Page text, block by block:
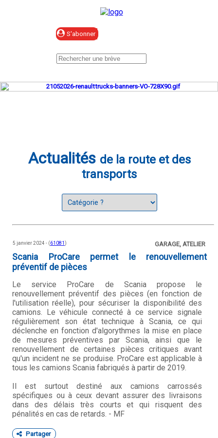
Actualités de la route et des
transports
5 janvier 2024 - (61081 ) GARAGE, ATELIER
Scania ProCare permet le renouvellement
préventif de pièces
Le service ProCare de Scania propose le
renouvellement préventif des pièces (en fonction de
l'utilisation réelle), pour sécuriser la disponibilité des
camions. Le véhicule connecté à ce service signale
régulièrement son état technique à Scania, ce qui
déclenche en fonction d'algorythmes la mise en place
de mesures préventives par Scania, ainsi que le
renouvellement de certaines pièces critiques avant
qu'un incident ne se produise. ProCare est applicable à
tous les camions Scania fabriqués à partir de 2019.
Il est surtout destiné aux camions carrossés
spécifiques ou à ceux devant assurer des livraisons
dans des délais très courts et qui risquent des
pénalités en cas de retards. - MF
Partager